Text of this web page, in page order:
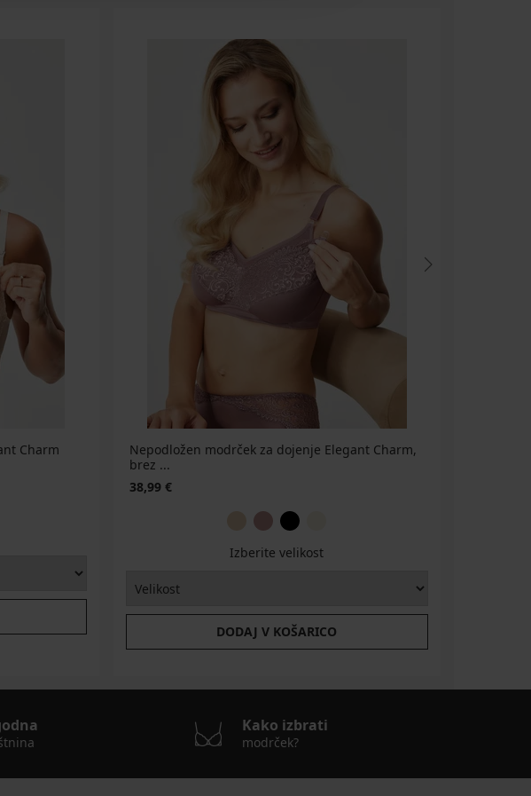
Charm
Nepodložen modrček za dojenje Elegant Charm,
brez ...
38,99 €
Izberite velikost
DODAJ V KOŠARICO
Kako izbrati
modrček?